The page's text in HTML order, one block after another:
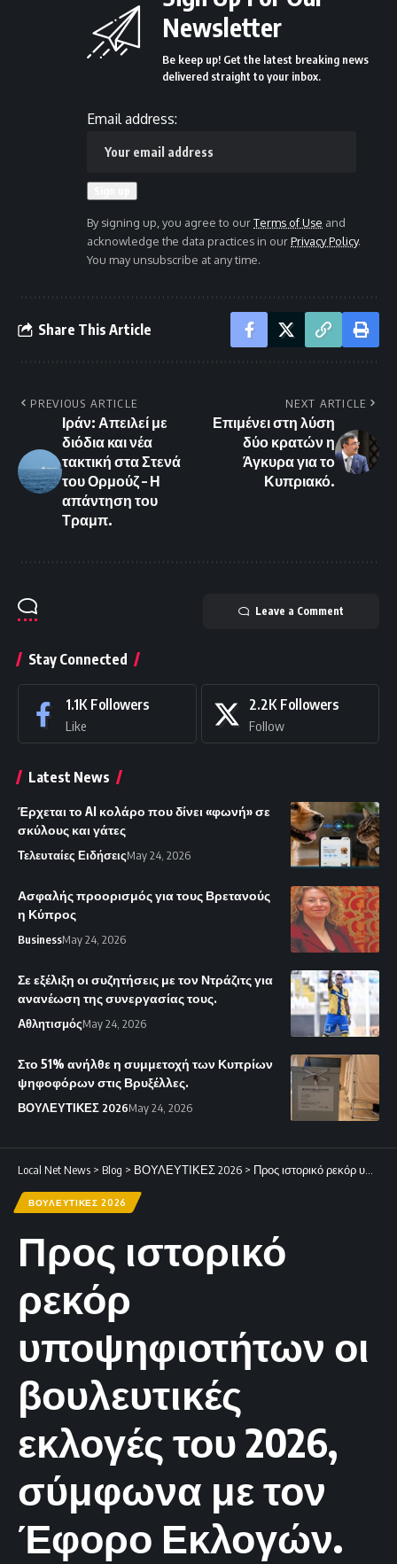
Newsletter
Be keep up! Get the latest breaking news
delivered straight to your inbox.
Email address:
By signing up, you agree to ourTerms of Use and
acknowledge the data practices in ourPrivacy Policy.
You may unsubscribe at any time.
Share This Article
PREVIOUS ARTICLE
Ιράν: Απειλεί με
διόδια και νέα
τακτική στα Στενά
του Ορμούζ – Η
απάντηση του
Τραμπ.
NEXT ARTICLE
Επιμένει στη λύση
δύο κρατών η
Άγκυρα για το
Κυπριακό.
Leave a Comment
Stay Connected
1.1K Followers
Like
2.2K Followers
Follow
Latest News
Έρχεται το AI κολάρο που δίνει «φωνή» σε
σκύλους και γάτες
Τελευταίες ΕιδήσειςMay 24, 2026
Ασφαλής προορισμός για τους Βρετανούς
η Κύπρος
BusinessMay 24, 2026
Σε εξέλιξη οι συζητήσεις με τον Ντράζιτς για
ανανέωση της συνεργασίας τους.
ΑθλητισμόςMay 24, 2026
Στο 51% ανήλθε η συμμετοχή των Κυπρίων
ψηφοφόρων στις Βρυξέλλες.
ΒΟΥΛΕΥΤΙΚΕΣ 2026May 24, 2026
Local Net News > Blog > ΒΟΥΛΕΥΤΙΚΕΣ 2026 > Προς ιστορικό ρεκόρ υποψηφιοτήτων οι βουλευτικές εκλογές του 2026, σύμφωνα με τον Έφορο Εκλογών.
ΒΟΥΛΕΥΤΙΚΕΣ 2026
Προς ιστορικό
ρεκόρ
υποψηφιοτήτων οι
βουλευτικές
εκλογές του 2026,
σύμφωνα με τον
Έφορο Εκλογών.